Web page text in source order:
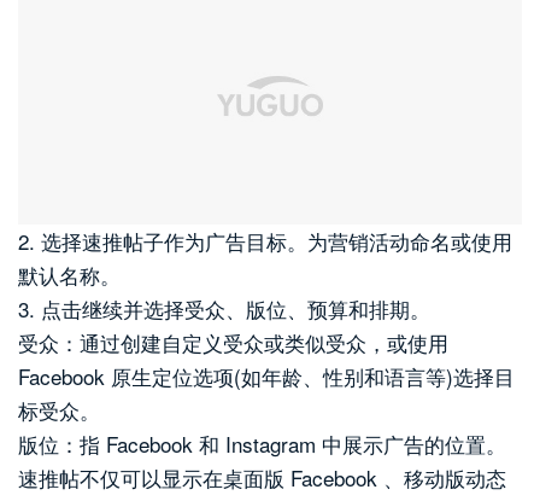
2. 选择速推帖子作为广告目标。为营销活动命名或使用
默认名称。
3. 点击继续并选择受众、版位、预算和排期。
受众：通过创建自定义受众或类似受众，或使用
Facebook 原生定位选项(如年龄、性别和语言等)选择目
标受众。
版位：指 Facebook 和 Instagram 中展示广告的位置。
速推帖不仅可以显示在桌面版 Facebook 、移动版动态